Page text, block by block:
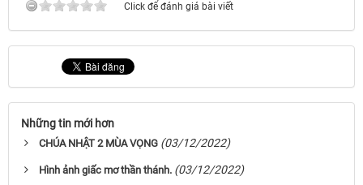
Click để đánh giá bài viết
Những tin mới hơn
CHÚA NHẬT 2 MÙA VỌNG (03/12/2022)
Hình ảnh giấc mơ thần thánh. (03/12/2022)